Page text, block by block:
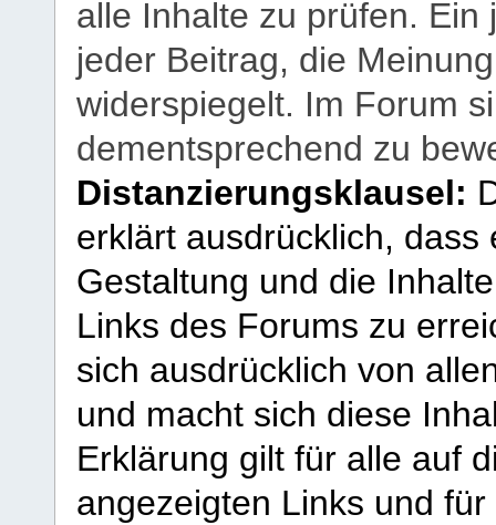
alle Inhalte zu prüfen.
jeder Beitrag, die
widerspiegelt. Im Forum
dementsprechend zu
Distanzierungsklausel:
erklärt ausdrücklich,
Gestaltung und die
Links des Forums zu
sich ausdrücklich von
und macht sich diese
Erklärung gilt für alle auf
angezeigten Links und